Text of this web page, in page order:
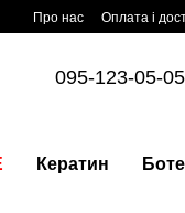
Перейти до основного
Про нас Оплата і
095-123-05-05
Кератин